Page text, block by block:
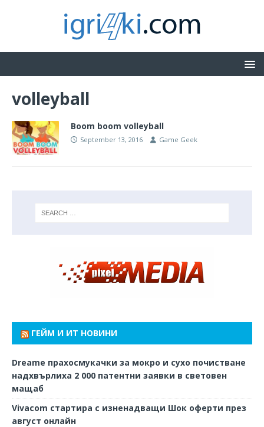
volleyball
Boom boom volleyball
September 13, 2016 Game Geek
ГЕЙМ И ИТ НОВИНИ
Dreame прахосмукачки за мокро и сухо почистване
надхвърлиха 2 000 патентни заявки в световен
мащаб
Vivacom стартира с изненадващи Шок оферти през
август онлайн